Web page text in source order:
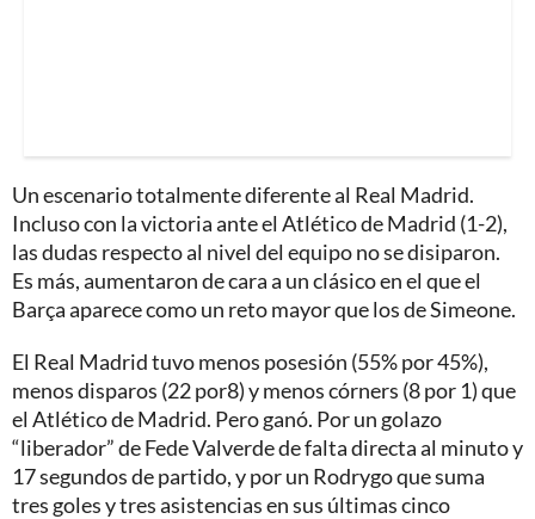
Un escenario totalmente diferente al Real Madrid.
Incluso con la victoria ante el Atlético de Madrid (1-2),
las dudas respecto al nivel del equipo no se disiparon.
Es más, aumentaron de cara a un clásico en el que el
Barça aparece como un reto mayor que los de Simeone.
El Real Madrid tuvo menos posesión (55% por 45%),
menos disparos (22 por8) y menos córners (8 por 1) que
el Atlético de Madrid. Pero ganó. Por un golazo
“liberador” de Fede Valverde de falta directa al minuto y
17 segundos de partido, y por un Rodrygo que suma
tres goles y tres asistencias en sus últimas cinco